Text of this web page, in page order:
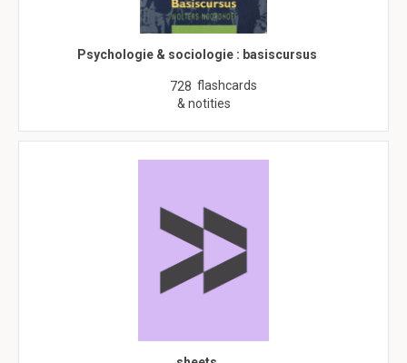
Psychologie & sociologie : basiscursus
728 flashcards
& notities